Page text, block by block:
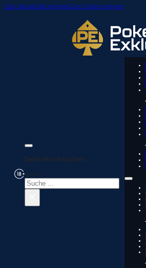
Zum Hauptinhalt springenZum Footer springen
Seite durchsuchen